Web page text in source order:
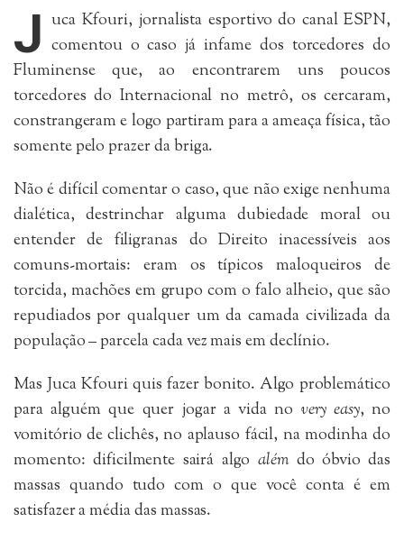
J uca Kfouri, jornalista esportivo do canal ESPN,
comentou o caso já infame dos torcedores do
Fluminense que, ao encontrarem uns poucos
torcedores do Internacional no metrô, os cercaram,
constrangeram e logo partiram para a ameaça física, tão
somente pelo prazer da briga.
Não é difícil comentar o caso, que não exige nenhuma
dialética, destrinchar alguma dubiedade moral ou
entender de filigranas do Direito inacessíveis aos
comuns-mortais: eram os típicos maloqueiros de
torcida, machões em grupo com o falo alheio, que são
repudiados por qualquer um da camada civilizada da
população – parcela cada vez mais em declínio.
Mas Juca Kfouri quis fazer bonito. Algo problemático
para alguém que quer jogar a vida no very easy, no
vomitório de clichês, no aplauso fácil, na modinha do
momento: dificilmente sairá algo além do óbvio das
massas quando tudo com o que você conta é em
satisfazer a média das massas.